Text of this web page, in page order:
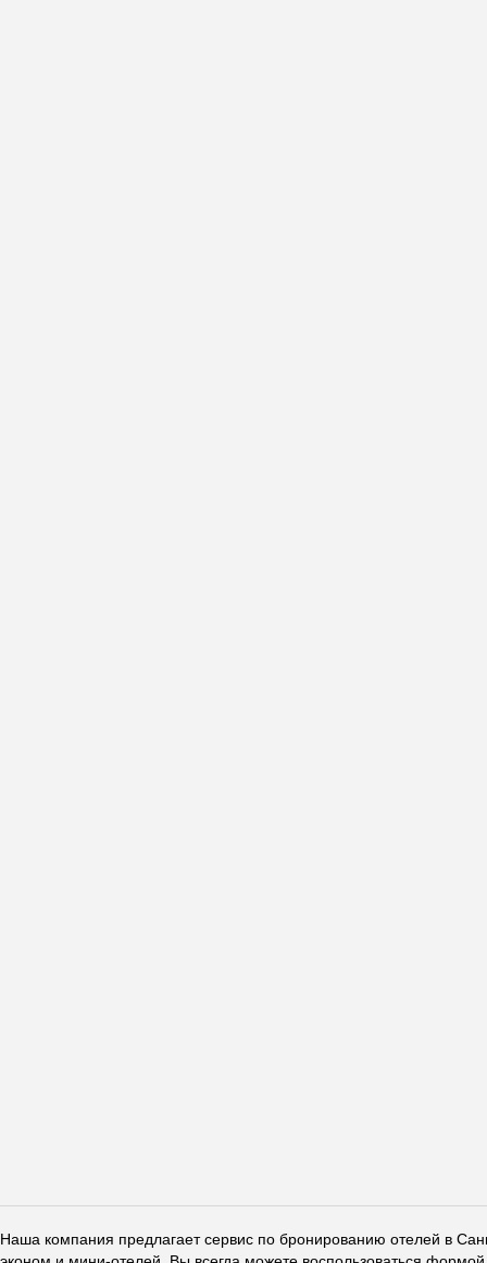
Наша компания предлагает сервис по бронированию отелей в